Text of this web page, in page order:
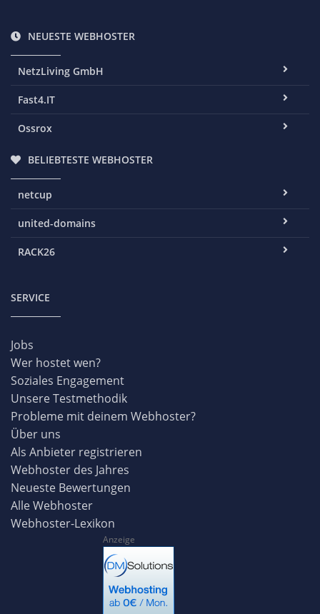
NEUESTE WEBHOSTER
NetzLiving GmbH
Fast4.IT
Ossrox
BELIEBTESTE WEBHOSTER
netcup
united-domains
RACK26
SERVICE
Jobs
Wer hostet wen?
Soziales Engagement
Unsere Testmethodik
Probleme mit deinem Webhoster?
Über uns
Als Anbieter registrieren
Webhoster des Jahres
Neueste Bewertungen
Alle Webhoster
Webhoster-Lexikon
Anzeige